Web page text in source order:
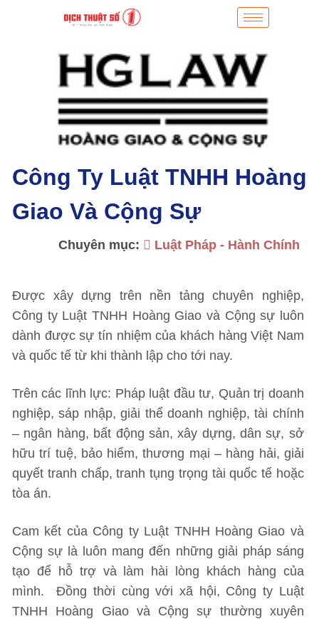
Công Ty Luật TNHH Hoàng
Giao Và Cộng Sự
Chuyên mục: Luật Pháp - Hành Chính
Được xây dựng trên nền tảng chuyên nghiệp,
Công ty Luật TNHH Hoàng Giao và Cộng sự luôn
dành được sự tín nhiệm của khách hàng Việt Nam
và quốc tế từ khi thành lập cho tới nay.
Trên các lĩnh lực: Pháp luật đầu tư, Quản trị doanh
nghiệp, sáp nhập, giải thể doanh nghiệp, tài chính
– ngân hàng, bất động sản, xây dựng, dân sự, sở
hữu trí tuệ, bảo hiểm, thương mại – hàng hải, giải
quyết tranh chấp, tranh tụng trọng tài quốc tế hoặc
tòa án.
Cam kết của Công ty Luật TNHH Hoàng Giao và
Cộng sự là luôn mang đến những giải pháp sáng
tạo để hỗ trợ và làm hài lòng khách hàng của
mình. Đồng thời cùng với xã hội, Công ty Luật
TNHH Hoàng Giao và Cộng sự thường xuyên